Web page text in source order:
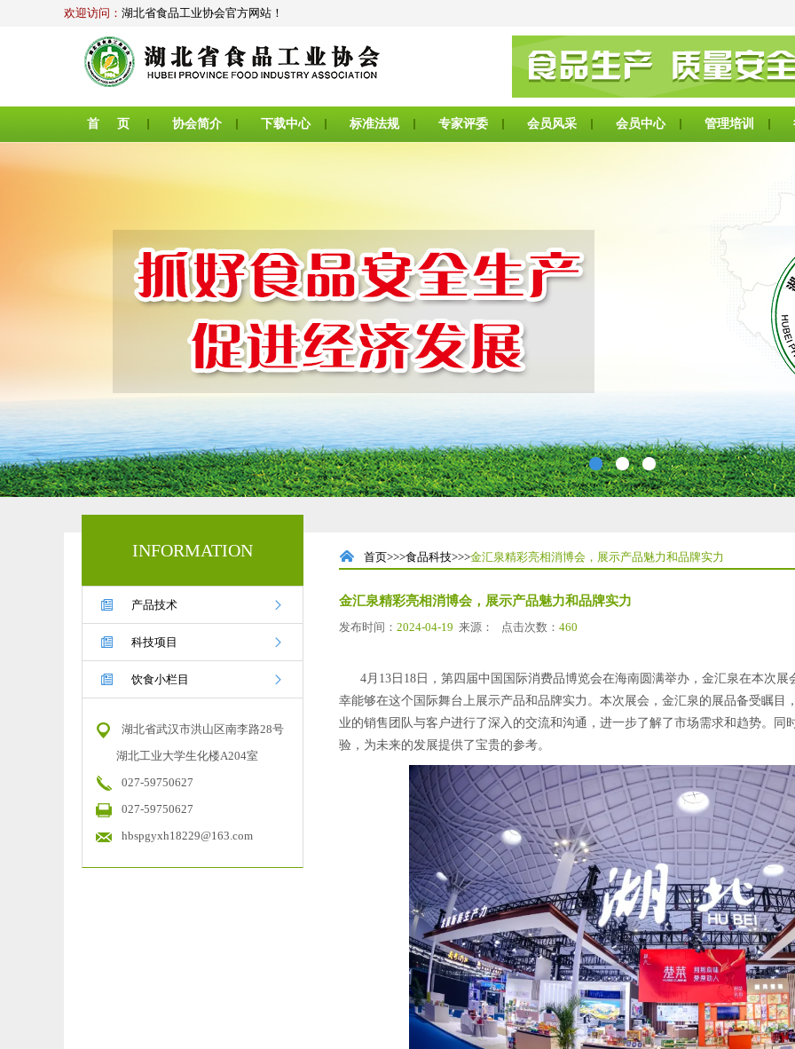
欢迎访问： 湖北省食品工业协会官方网站！
首 页 协会简介 下载中心 标准法规 专家评委 会员风采 会员中心 管理培训
INFORMATION
 产品技术 
 科技项目 
 饮食小栏目 
湖北省武汉市洪山区南李路28号
湖北工业大学生化楼A204室
027-59750627
027-59750627
hbspgyxh18229@163.com
 首页>>>食品科技>>>金汇泉精彩亮相消博会，展示产品魅力和品牌实力
金汇泉精彩亮相消博会，展示产品魅力和品牌实力
发布时间： 2024-04-19 来源： 点击次数： 460
4月13日18日，第四届中国国际消费品博览会在海南圆满举办，金汇泉在本次展
幸能够在这个国际舞台上展示产品和品牌实力。本次展会，金汇泉的展品备受瞩目
业的销售团队与客户进行了深入的交流和沟通，进一步了解了市场需求和趋势。
验，为未来的发展提供了宝贵的参考。